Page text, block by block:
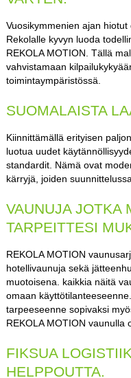
Vuosikymmenien ajan
Rekolalle kyvyn luoda
REKOLA MOTION. Tällä
vahvistamaan
toimintaympäristössä.
SUOMALAISTA
Kiinnittämällä erityisen
luotua uudet
standardit. Nämä ovat
kärryjä, joiden
VAUNUJA JOTKA
TARPEITTESI
REKOLA MOTION
hotellivaunuja sekä
muotoisena. kaikkia näitä
omaan
tarpeeseenne sopivaksi
REKOLA MOTION vaunulla
FIKSUA
HELPPOUTTA.